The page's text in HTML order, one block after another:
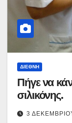
ΔΙΕΘΝΉ
Πήγε να
σιλικόνης.
3